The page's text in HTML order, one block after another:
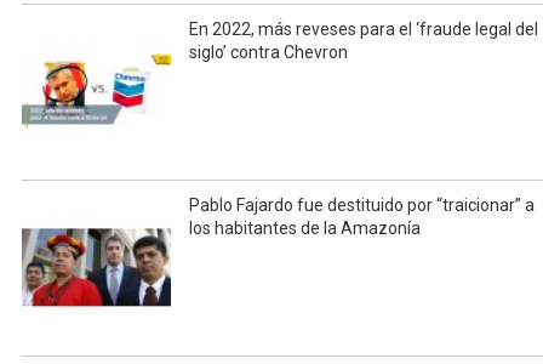
En 2022, más reveses para el ‘fraude legal del
siglo’ contra Chevron
Pablo Fajardo fue destituido por “traicionar” a
los habitantes de la Amazonía